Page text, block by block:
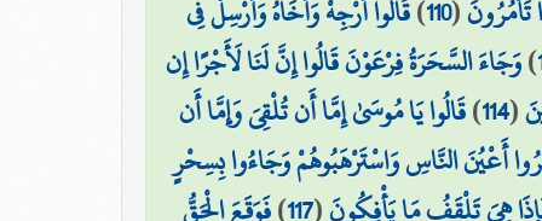
(
110
)قَالُوا أَرْجِهْ وَأَخَاهُ وَأَرْسِلْ فِي
)وَجَاءَ السَّحَرَةُ فِرْعَوْنَ قَالُوا إِنَّ لَنَا لَأَجْرًا إِن
(
114
)قَالُوا يَا مُوسَىٰ إِمَّا أَن تُلْقِيَ وَإِمَّا أَن
أَعْيُنَ النَّاسِ وَاسْتَرْهَبُوهُمْ وَجَاءُوا بِسِحْرٍ
هِيَ تَلْقَفُ مَا يَأْفِكُونَ(
117
)فَوَقَعَ الْحَقُّ